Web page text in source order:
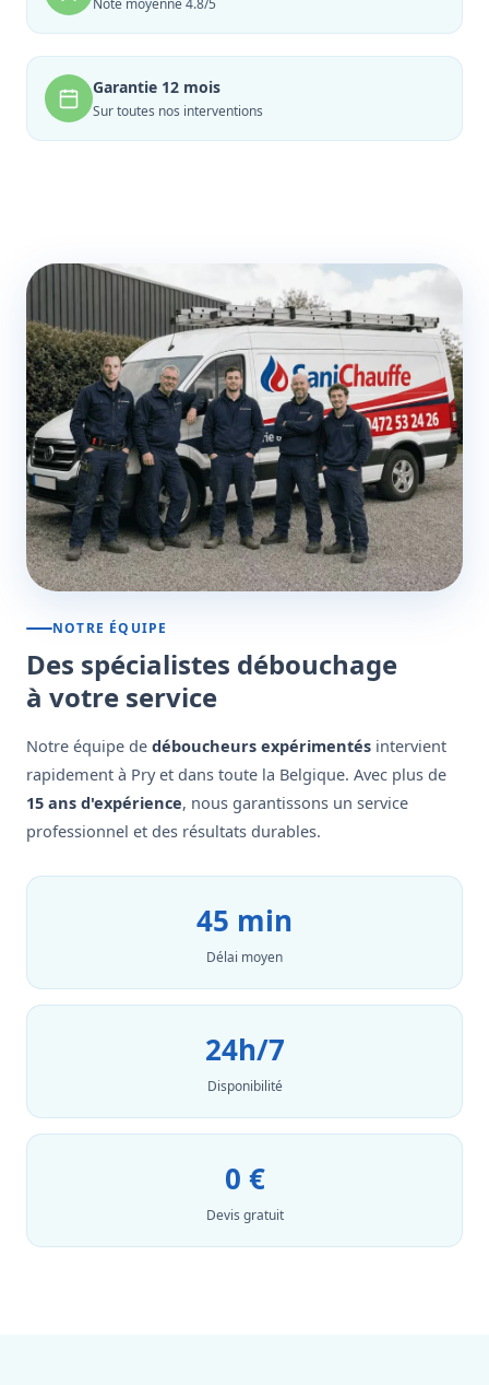
Note moyenne 4.8/5
Garantie 12 mois
Sur toutes nos interventions
NOTRE ÉQUIPE
Des spécialistes débouchage
à votre service
Notre équipe de déboucheurs expérimentés intervient
rapidement à Pry et dans toute la Belgique. Avec plus de
15 ans d'expérience, nous garantissons un service
professionnel et des résultats durables.
45 min
Délai moyen
24h/7
Disponibilité
0 €
Devis gratuit